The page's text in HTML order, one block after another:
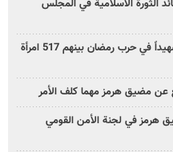
الثورة الاسلامية في المجلس
الطب العدلي الإيراني: 3519 شهيداً في حرب رمضان بينهم 517 امرأة
عن مضيق هرمز مهما كلف الأمر
هرمز في لجنة الأمن القومي